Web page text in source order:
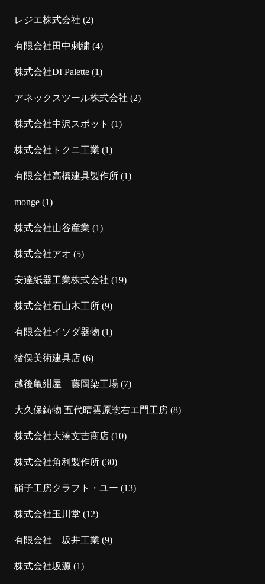
レジエ株式会社 (2)
有限会社田中刺繍 (4)
株式会社DI Palette (1)
アネックスツール株式会社 (2)
株式会社中沢スポット (1)
株式会社トクニ工業 (1)
有限会社高橋建具製作所 (1)
monge (1)
株式会社山谷産業 (1)
株式会社アオ (5)
安達紙器工業株式会社 (19)
株式会社石山木工所 (9)
有限会社イソダ器物 (1)
猪俣美術建具店 (6)
越後亀紺屋 藤岡染工場 (7)
大久保鋳物 五代晴雲原惣右エ門工房 (8)
株式会社大湊文吉商店 (10)
株式会社角利製作所 (30)
硝子工房クラフト・ユー (13)
株式会社玉川堂 (12)
有限会社 坂井工業 (9)
株式会社坂源 (1)